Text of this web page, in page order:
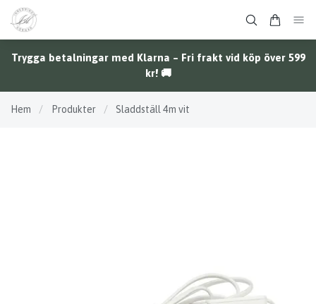
Trygga betalningar med Klarna – Fri frakt vid köp över 599
kr! 🚚
Hem / Produkter / Sladdställ 4m vit